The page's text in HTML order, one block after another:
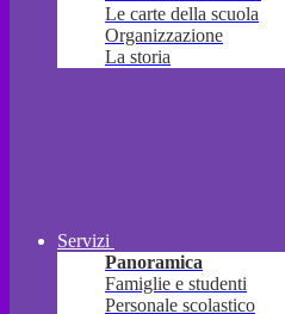
Le carte della scuola
Organizzazione
La storia
Servizi
Panoramica
Famiglie e studenti
Personale scolastico